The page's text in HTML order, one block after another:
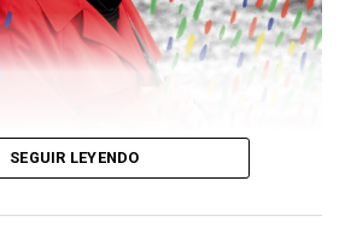
SEGUIR LEYENDO